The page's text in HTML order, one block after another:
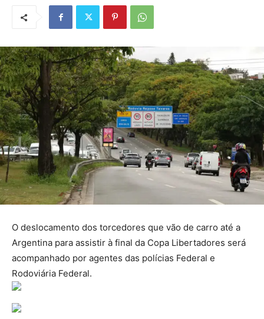
O deslocamento dos torcedores que vão de carro até a
Argentina para assistir à final da Copa Libertadores será
acompanhado por agentes das polícias Federal e
Rodoviária Federal.